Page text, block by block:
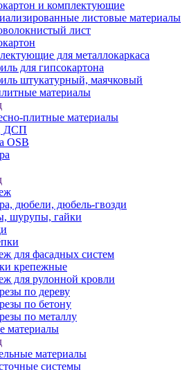
и комплектующие
листовые материалы
лист
для металлокаркаса
для гипсокартона
штукатурный, маячковый
материалы
плитные материалы
ДСП
OSB
дюбели, дюбель-гвозди
шурупы, гайки
для фасадных систем
крепежные
для рулонной кровли
по дереву
по бетону
по металлу
материалы
материалы
системы